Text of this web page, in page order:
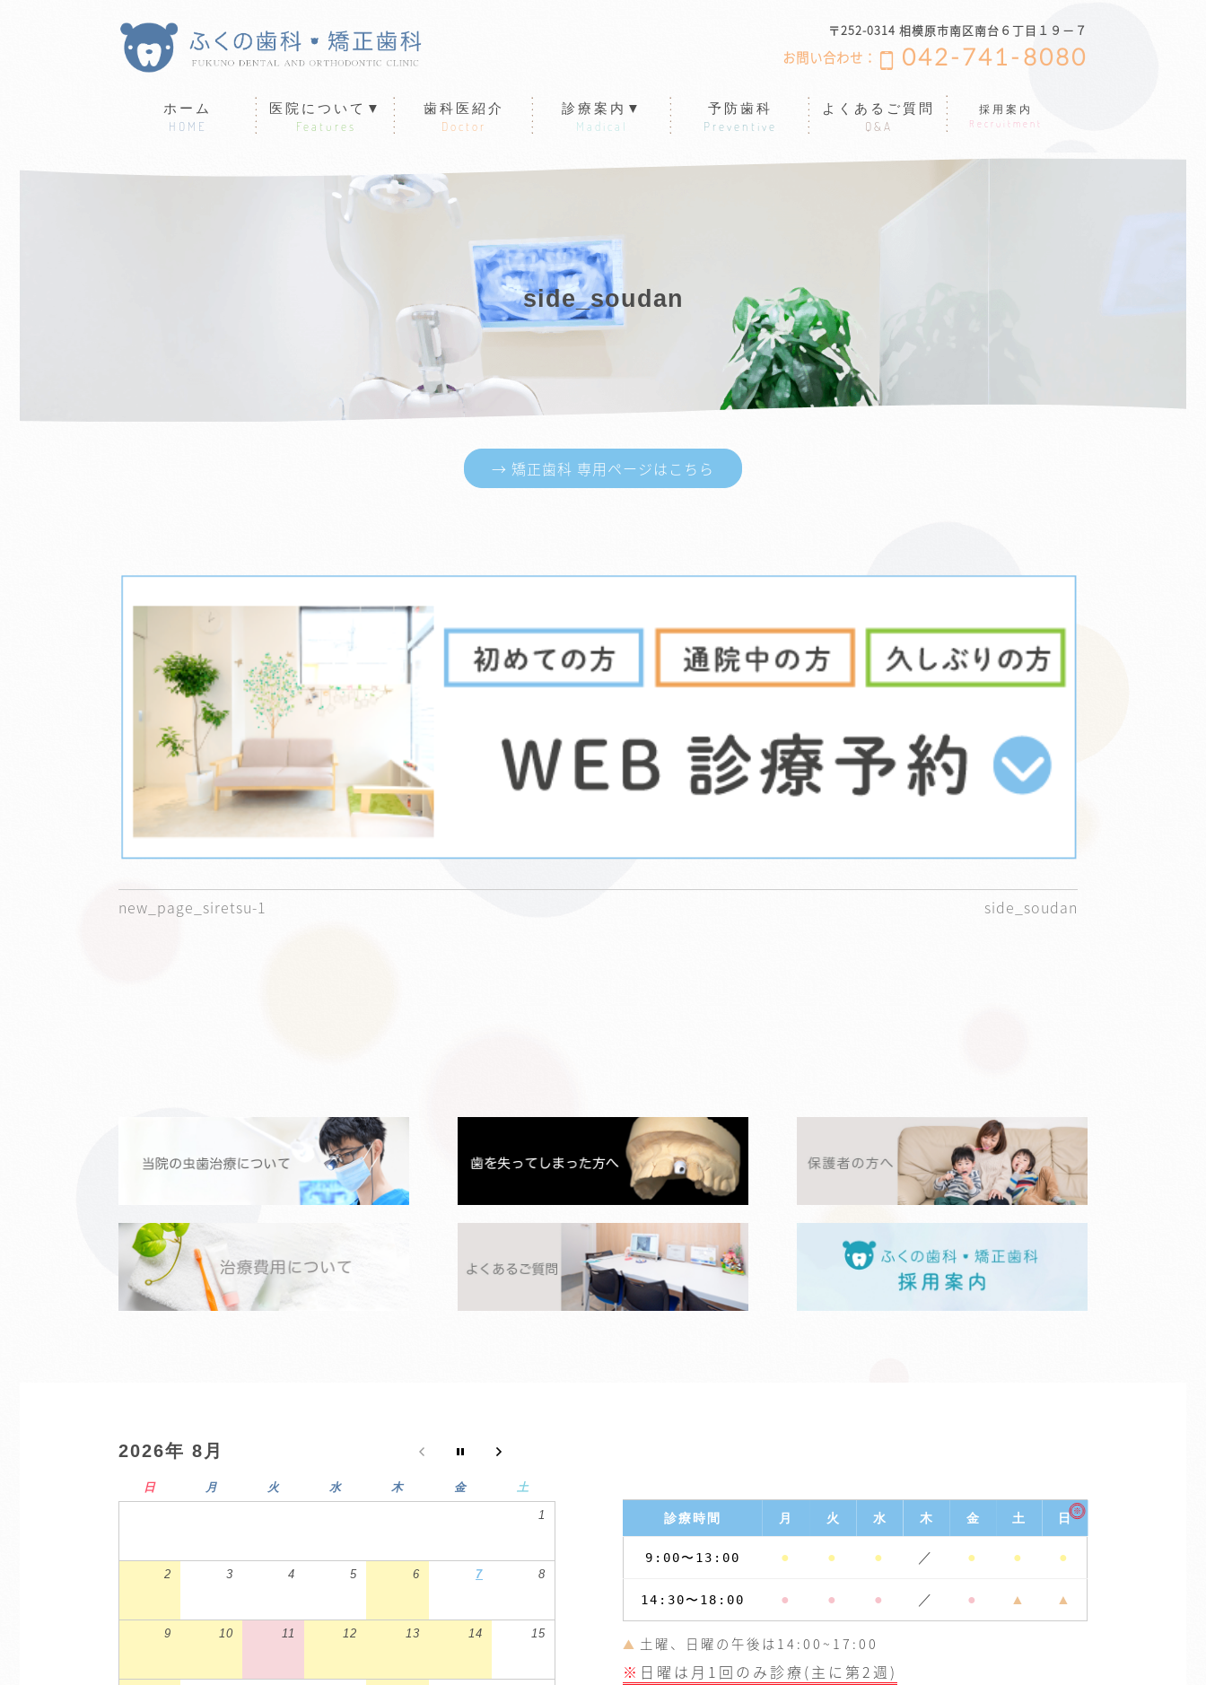
ホーム
HOME
医院について▼
Features
歯科医紹介
Doctor
診療案内▼
Madical
予防歯科
Preventive
よくあるご質問
Q&A
採用案内
Recruitment
〒252-0314 相模原市南区南台６丁目１９−７
お問い合わせ： 042-741-8080
side_soudan
→ 矯正歯科 専用ページはこちら
new_page_siretsu-1 side_soudan
2026年 8月
日 月 火 水 木 金 土
1
2 3 4 5 6 7 8
9 10 11 12 13 14 15
診療時間 月 火 水 木 金 土 日
※
9:00〜13:00 ● ● ● ／ ● ● ●
14:30〜18:00 ● ● ● ／ ● ▲ ▲
▲ 土曜、日曜の午後は14:00~17:00
※ 日曜は月1回のみ診療(主に第2週)